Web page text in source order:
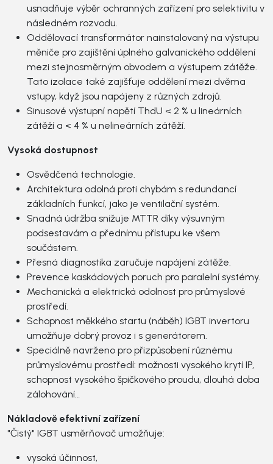
usnadňuje výběr ochranných zařízení pro selektivitu v
následném rozvodu.
Oddělovací transformátor nainstalovaný na výstupu
měniče pro zajištění úplného galvanického oddělení
mezi stejnosměrným obvodem a výstupem zátěže.
Tato izolace také zajišťuje oddělení mezi dvěma
vstupy, když jsou napájeny z různých zdrojů.
Sinusové výstupní napětí ThdU < 2 % u lineárních
zátěží a < 4 % u nelineárních zátěží.
Vysoká dostupnost
Osvědčená technologie.
Architektura odolná proti chybám s redundancí
základních funkcí, jako je ventilační systém.
Snadná údržba snižuje MTTR díky výsuvným
podsestavám a přednímu přístupu ke všem
součástem.
Přesná diagnostika zaručuje napájení zátěže.
Prevence kaskádových poruch pro paralelní systémy.
Mechanická a elektrická odolnost pro průmyslové
prostředí.
Schopnost měkkého startu (náběh) IGBT invertoru
umožňuje dobrý provoz i s generátorem.
Speciálně navrženo pro přizpůsobení různému
průmyslovému prostředí: možnosti vysokého krytí IP,
schopnost vysokého špičkového proudu, dlouhá doba
zálohování…
Nákladově efektivní zařízení
"Čistý" IGBT usměrňovač umožňuje:
vysoká účinnost,